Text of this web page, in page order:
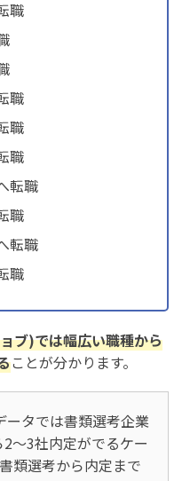
職
職
職
職
転職
職
転職
職
ブ)では幅広い職種から
ことが分かります。
ータでは書類選考企業
〜3社内定がでるケー
類選考から内定まで